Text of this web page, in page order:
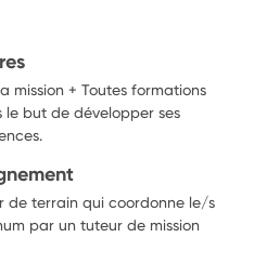
mission + Toutes formations
le but de développer ses
de terrain qui coordonne le/s
par un tuteur de mission